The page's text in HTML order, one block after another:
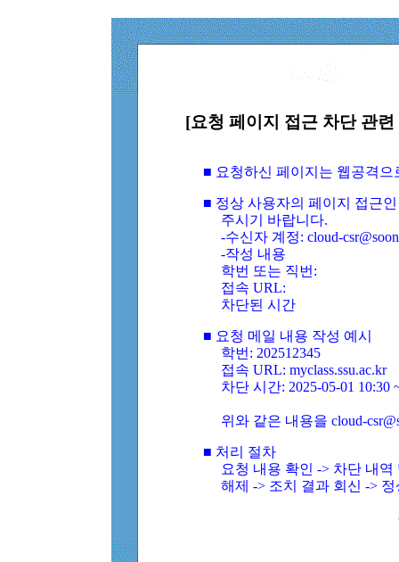
[요청 페이지 접근 차단 관
■ 요청하신 페이지는 웹공격
■ 정상 사용자의 페이지 접근
주시기 바랍니다.
-수신자 계정: cloud-
-작성 내용
학번 또는 직번:
접속 URL:
차단된 시간
■ 요청 메일 내용 작성 예시
학번: 202512345
접속 URL: myclass.ssu.ac.kr
차단 시간: 2025-05-01 10:30
위와 같은 내용을 cloud-
■ 처리 절차
요청 내용 확인 -> 차단 내
해제 -> 조치 결과 회신 ->